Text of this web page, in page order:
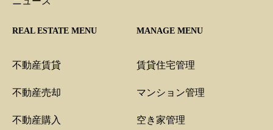
REAL ESTATE MENU
不動産賃貸
不動産売却
不動産購入
MANAGE MENU
賃貸住宅管理
マンション管理
空き家管理